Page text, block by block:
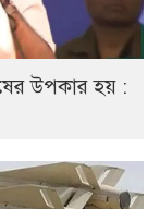
উপকার হয় :